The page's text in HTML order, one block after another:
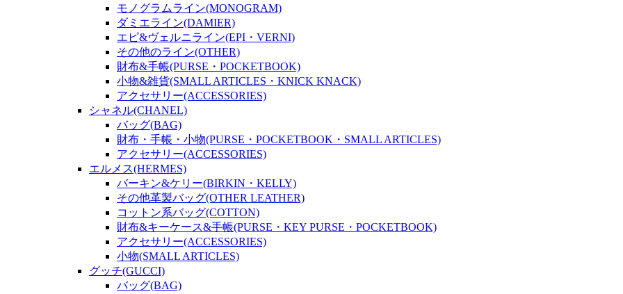
モノグラムライン(MONOGRAM)
ダミエライン(DAMIER)
エピ&ヴェルニライン(EPI・VERNI)
その他のライン(OTHER)
財布&手帳(PURSE・POCKETBOOK)
小物&雑貨(SMALL ARTICLES・KNICK KNACK)
アクセサリー(ACCESSORIES)
シャネル(CHANEL)
バッグ(BAG)
財布・手帳・小物(PURSE・POCKETBOOK・SMALL ARTICLES)
アクセサリー(ACCESSORIES)
エルメス(HERMES)
バーキン&ケリー(BIRKIN・KELLY)
その他革製バッグ(OTHER LEATHER)
コットン系バッグ(COTTON)
財布&キーケース&手帳(PURSE・KEY PURSE・POCKETBOOK)
アクセサリー(ACCESSORIES)
小物(SMALL ARTICLES)
グッチ(GUCCI)
バッグ(BAG)